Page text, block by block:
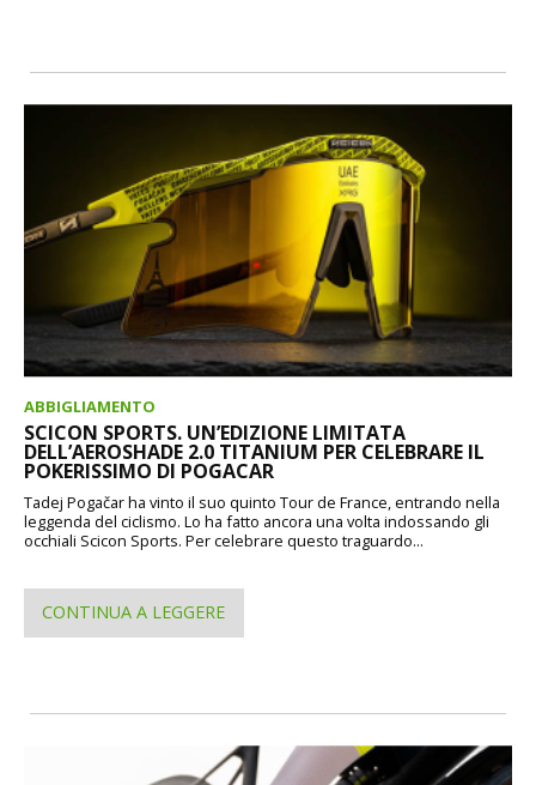
ABBIGLIAMENTO
SCICON SPORTS. UN’EDIZIONE LIMITATA
DELL’AEROSHADE 2.0 TITANIUM PER CELEBRARE IL
POKERISSIMO DI POGACAR
Tadej Pogačar ha vinto il suo quinto Tour de France, entrando nella
leggenda del ciclismo. Lo ha fatto ancora una volta indossando gli
occhiali Scicon Sports. Per celebrare questo traguardo...
CONTINUA A LEGGERE